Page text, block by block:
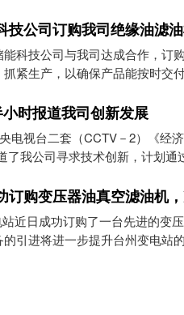
技公司订购我司绝缘油滤
科技公司与我司达成合作，订
以确保产品能按时交付。 珠海科创储能科技公
务的高度认可。我司将以此为
客户的需求。
时报道我司创新发展
电视台二套（CCTV－2）《经
了我公司寻求技术创新，计划
监测中心，实现千里监测用户
技创新、技术创新，服务创新方
舰品牌。
订购变压器油真空滤油机
近日成功订购了一台先进的变
引进将进一步提升台州变电站